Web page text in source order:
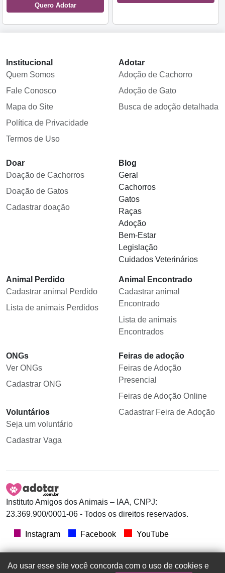
Quero Adotar
Institucional
Quem Somos
Fale Conosco
Mapa do Site
Política de Privacidade
Termos de Uso
Adotar
Adoção de Cachorro
Adoção de Gato
Busca de adoção detalhada
Doar
Doação de Cachorros
Doação de Gatos
Cadastrar doação
Blog
Geral
Cachorros
Gatos
Raças
Adoção
Bem-Estar
Legislação
Cuidados Veterinários
Animal Perdido
Cadastrar animal Perdido
Lista de animais Perdidos
Animal Encontrado
Cadastrar animal
Encontrado
Lista de animais
Encontrados
ONGs
Ver ONGs
Cadastrar ONG
Voluntários
Seja um voluntário
Cadastrar Vaga
Feiras de adoção
Feiras de Adoção
Presencial
Feiras de Adoção Online
Cadastrar Feira de Adoção
Instituto Amigos dos Animais – IAA, CNPJ:
23.369.900/0001-06 - Todos os direitos reservados.
Instagram Facebook YouTube
Ao usar esse site você concorda com o uso de cookies e